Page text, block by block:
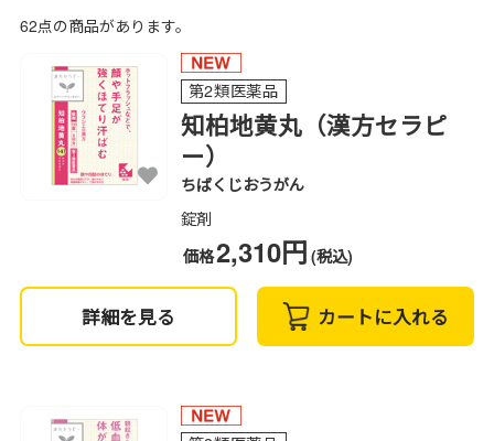
62点の商品があります。
第2類医薬品
知柏地黄丸（漢方セラピ
ー）
ちばくじおうがん
錠剤
価格2,310円 (税込)
詳細を見る カートに入れる